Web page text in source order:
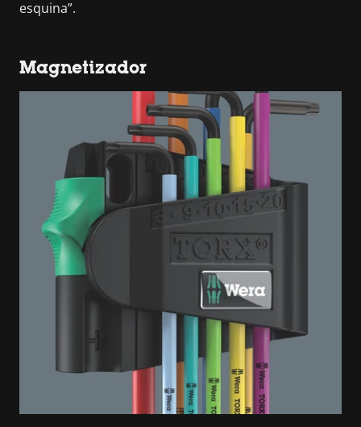
esquina”.
Magnetizador